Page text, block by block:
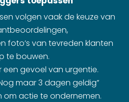
volgen vaak de keuze van
foto’s van tevreden klanten
te bouwen.
een gevoel van urgentie.
maar 3 dagen geldig”
om actie te ondernemen.